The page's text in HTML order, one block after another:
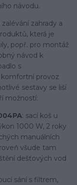
návodu.
zahrady a
která je
popř. pro montáž
návod k
s
provoz
sestavy se liší
možností:
: sací koš u
1000 W, 2 roky
manuálních
všude tam
dešťových vod
sání s filtrem,